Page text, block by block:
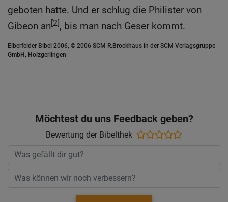
geboten hatte. Und er schlug die Philister von
Gibeon an[2], bis man nach Geser kommt.
Elberfelder Bibel 2006, © 2006 SCM R.Brockhaus in der SCM Verlagsgruppe
GmbH, Holzgerlingen
Möchtest du uns Feedback geben?
Bewertung der Bibelthek